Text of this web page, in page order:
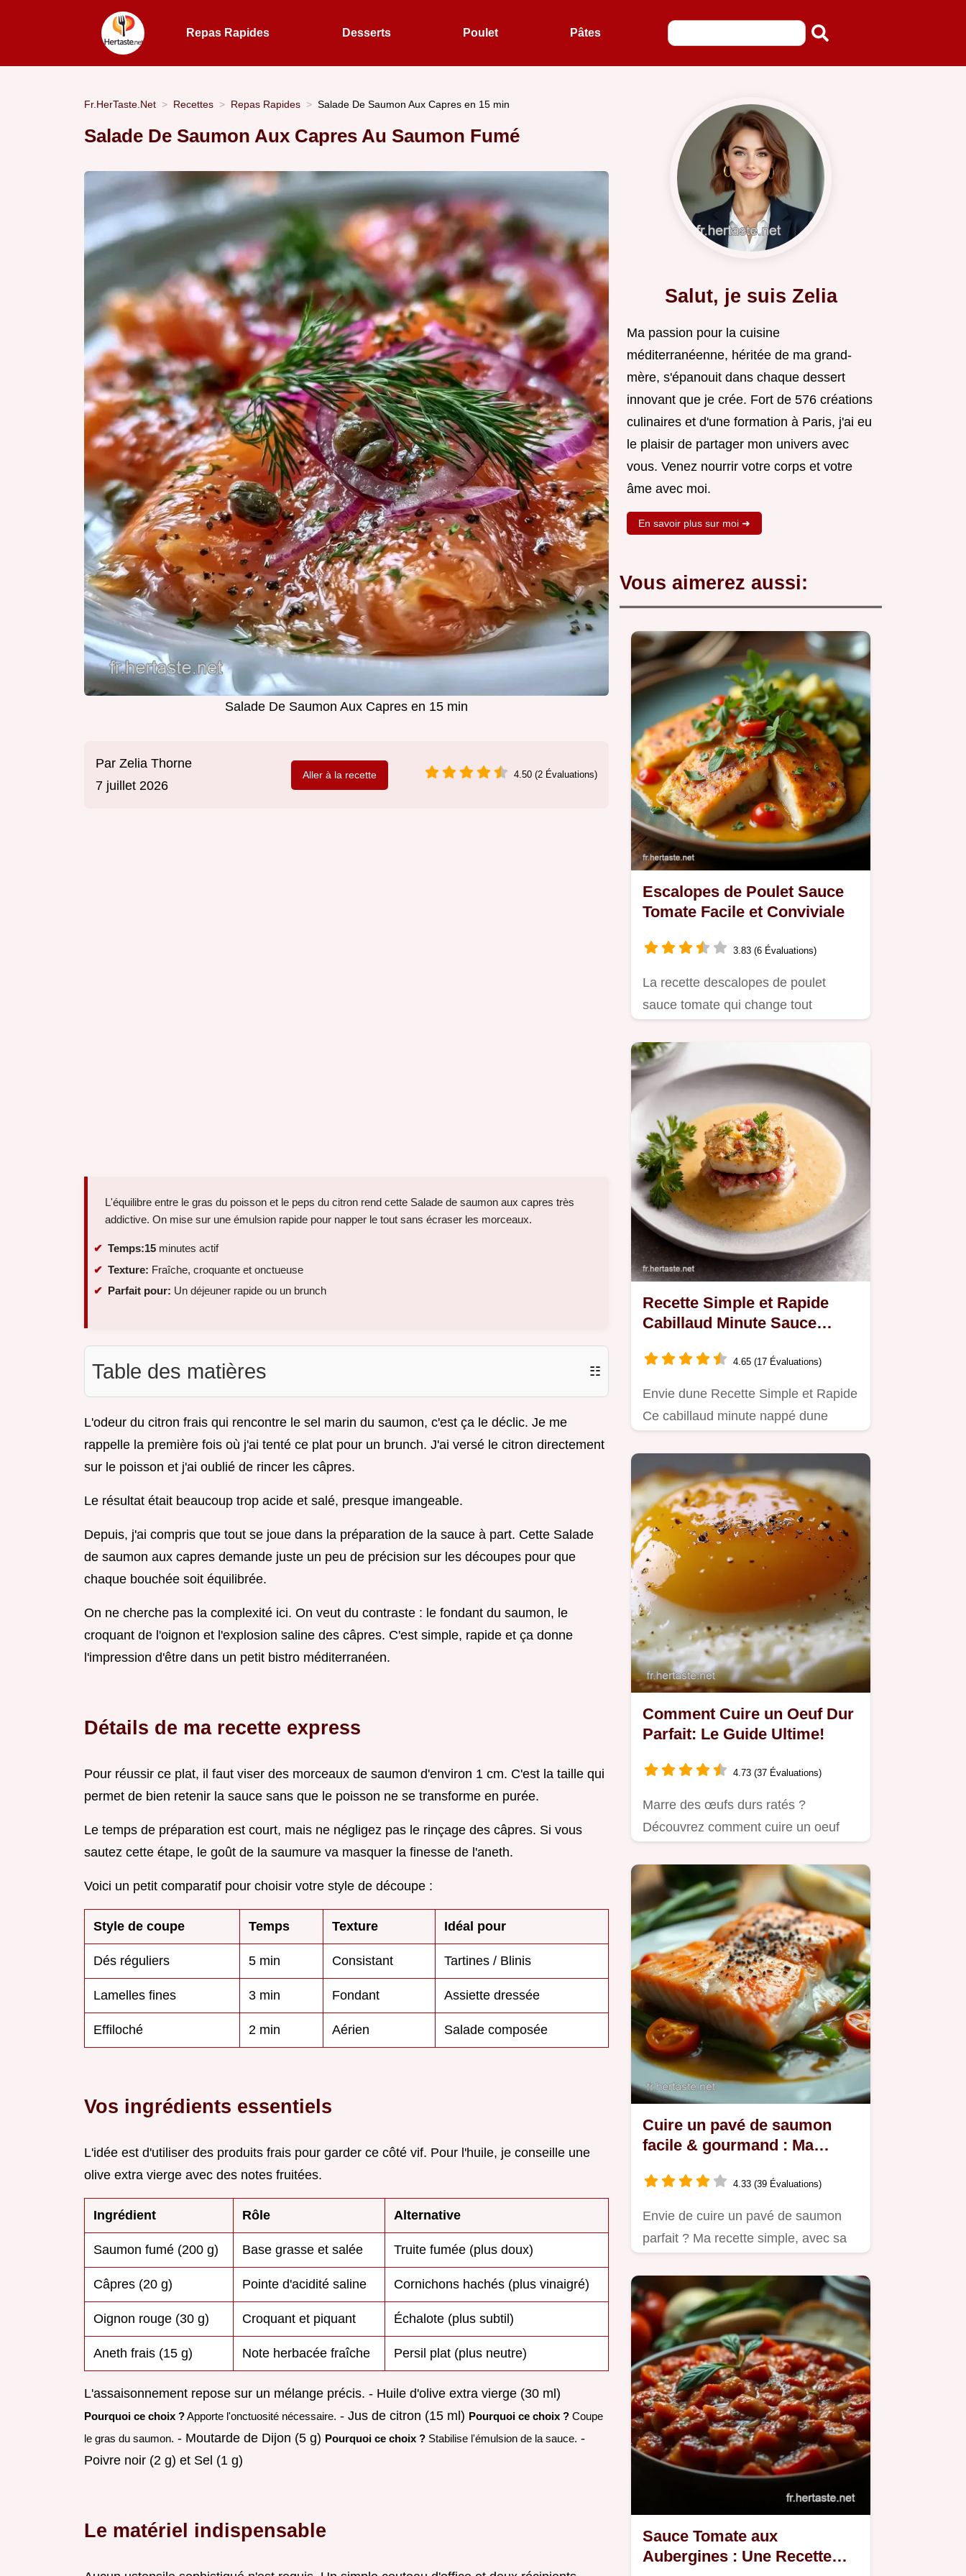
Repas Rapides Desserts Poulet Pâtes
Fr.HerTaste.Net Recettes Repas Rapides Salade De Saumon Aux Capres en 15 min
Salade De Saumon Aux Capres Au Saumon Fumé
Salade De Saumon Aux Capres en 15 min
Par Zelia Thorne
7 juillet 2026
Aller à la recette 4.50 (2 Évaluations)
L'équilibre entre le gras du poisson et le peps du citron rend cette Salade de saumon aux capres très
addictive. On mise sur une émulsion rapide pour napper le tout sans écraser les morceaux.
Temps:15 minutes actif
Texture: Fraîche, croquante et onctueuse
Parfait pour: Un déjeuner rapide ou un brunch
Table des matières ☷
L'odeur du citron frais qui rencontre le sel marin du saumon, c'est ça le déclic. Je me
rappelle la première fois où j'ai tenté ce plat pour un brunch. J'ai versé le citron directement
sur le poisson et j'ai oublié de rincer les câpres.
Le résultat était beaucoup trop acide et salé, presque imangeable.
Depuis, j'ai compris que tout se joue dans la préparation de la sauce à part. Cette Salade
de saumon aux capres demande juste un peu de précision sur les découpes pour que
chaque bouchée soit équilibrée.
On ne cherche pas la complexité ici. On veut du contraste : le fondant du saumon, le
croquant de l'oignon et l'explosion saline des câpres. C'est simple, rapide et ça donne
l'impression d'être dans un petit bistro méditerranéen.
Détails de ma recette express
Pour réussir ce plat, il faut viser des morceaux de saumon d'environ 1 cm. C'est la taille qui
permet de bien retenir la sauce sans que le poisson ne se transforme en purée.
Le temps de préparation est court, mais ne négligez pas le rinçage des câpres. Si vous
sautez cette étape, le goût de la saumure va masquer la finesse de l'aneth.
Voici un petit comparatif pour choisir votre style de découpe :
Style de coupe Temps Texture Idéal pour
Dés réguliers 5 min Consistant Tartines / Blinis
Lamelles fines 3 min Fondant Assiette dressée
Effiloché 2 min Aérien Salade composée
Vos ingrédients essentiels
L'idée est d'utiliser des produits frais pour garder ce côté vif. Pour l'huile, je conseille une
olive extra vierge avec des notes fruitées.
Ingrédient Rôle Alternative
Saumon fumé (200 g) Base grasse et salée Truite fumée (plus doux)
Câpres (20 g) Pointe d'acidité saline Cornichons hachés (plus vinaigré)
Oignon rouge (30 g) Croquant et piquant Échalote (plus subtil)
Aneth frais (15 g) Note herbacée fraîche Persil plat (plus neutre)
L'assaisonnement repose sur un mélange précis. - Huile d'olive extra vierge (30 ml)
Pourquoi ce choix ?Apporte l'onctuosité nécessaire. - Jus de citron (15 ml) Pourquoi ce choix ? Coupe
le gras du saumon. - Moutarde de Dijon (5 g) Pourquoi ce choix ? Stabilise l'émulsion de la sauce. -
Poivre noir (2 g) et Sel (1 g)
Le matériel indispensable
Salut, je suis Zelia
Ma passion pour la cuisine
méditerranéenne, héritée de ma grand-
mère, s'épanouit dans chaque dessert
innovant que je crée. Fort de 576 créations
culinaires et d'une formation à Paris, j'ai eu
le plaisir de partager mon univers avec
vous. Venez nourrir votre corps et votre
âme avec moi.
En savoir plus sur moi ➜
Vous aimerez aussi:
Escalopes de Poulet Sauce
Tomate Facile et Conviviale
3.83 (6 Évaluations)
La recette descalopes de poulet
sauce tomate qui change tout
viande…
Recette Simple et Rapide
Cabillaud Minute Sauce
4.65 (17 Évaluations)
Envie dune Recette Simple et Rapide
Ce cabillaud minute nappé dune
Comment Cuire un Oeuf Dur
Parfait: Le Guide Ultime!
4.73 (37 Évaluations)
Marre des œufs durs ratés ?
Découvrez comment cuire un oeuf
Cuire un pavé de saumon
facile & gourmand : Ma
4.33 (39 Évaluations)
Envie de cuire un pavé de saumon
parfait ? Ma recette simple, avec sa
Sauce Tomate aux
Aubergines : Une Recette